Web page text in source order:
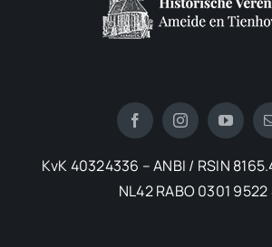
KvK 40324336 – ANBI / RSIN
NL42 RABO 0301 9522